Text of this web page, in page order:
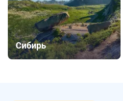
Сибирь